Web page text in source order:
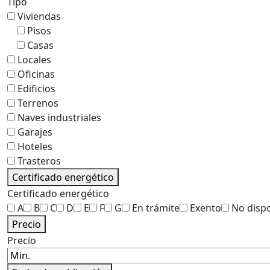
Viviendas
Pisos
Casas
Locales
Oficinas
Edificios
Terrenos
Naves industriales
Garajes
Hoteles
Trasteros
Certificado energético
Certificado energético
A
B C D E F G En trámite Exento
No
Precio
Precio